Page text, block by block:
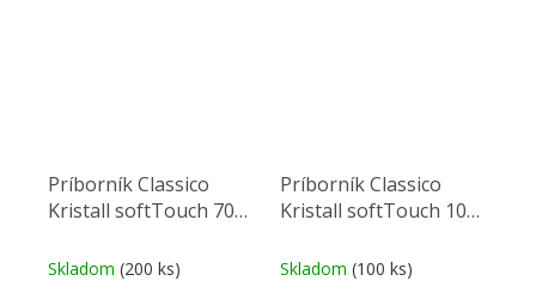
Príborník Classico
Kristall softTouch 70
Skladom (200 ks)
Príborník Classico
Kristall softTouch 100
Skladom (100 ks)